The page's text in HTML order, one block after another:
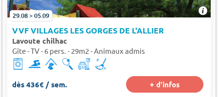
29.08 > 05.09
VVF VILLAGES LES GORGES DE L'ALLIER
Lavoute chilhac
Gîte - TV - 6 pers. - 29m2 - Animaux admis
dès 436€ / sem. + d'infos